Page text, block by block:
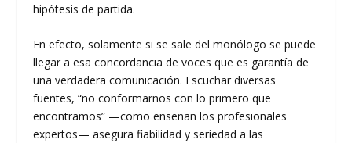
hipótesis de partida.
En efecto, solamente si se sale del monólogo se puede
llegar a esa concordancia de voces que es garantía de
una verdadera comunicación. Escuchar diversas
fuentes, “no conformarnos con lo primero que
encontramos” —como enseñan los profesionales
expertos— asegura fiabilidad y seriedad a las